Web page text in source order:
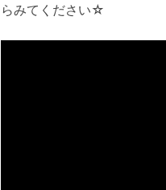
らみてください☆